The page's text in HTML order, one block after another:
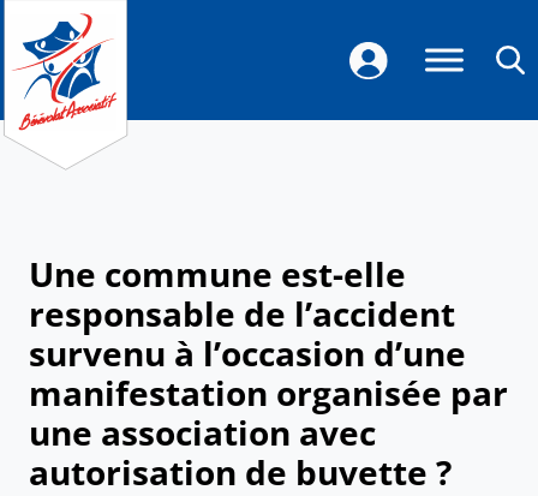
Une commune est-elle
responsable de l’accident
survenu à l’occasion d’une
manifestation organisée par
une association avec
autorisation de buvette ?